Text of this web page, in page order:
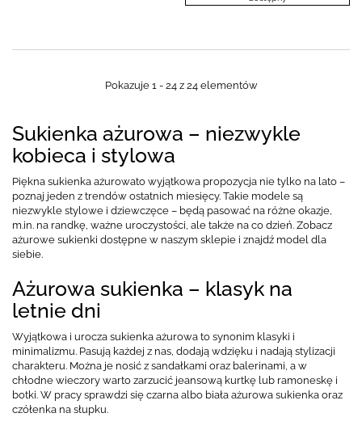
Pokazuje 1 - 24 z 24 elementów
Sukienka ażurowa – niezwykle
kobieca i stylowa
Piękna sukienka ażurowato wyjątkowa propozycja nie tylko na lato –
poznaj jeden z trendów ostatnich miesięcy. Takie modele są
niezwykle stylowe i dziewczęce – będą pasować na różne okazje,
m.in. na randkę, ważne uroczystości, ale także na co dzień. Zobacz
ażurowe sukienki dostępne w naszym sklepie i znajdź model dla
siebie.
Ażurowa sukienka – klasyk na
letnie dni
Wyjątkowa i urocza sukienka ażurowa to synonim klasyki i
minimalizmu. Pasują każdej z nas, dodają wdzięku i nadają stylizacji
charakteru. Można je nosić z sandałkami oraz balerinami, a w
chłodne wieczory warto zarzucić jeansową kurtkę lub ramoneskę i
botki. W pracy sprawdzi się czarna albo biała ażurowa sukienka oraz
czółenka na słupku.